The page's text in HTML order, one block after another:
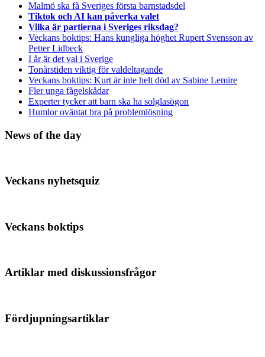
Malmö ska få Sveriges första barnstadsdel
Tiktok och AI kan påverka valet
Vilka är partierna i Sveriges riksdag?
Veckans boktips: Hans kungliga höghet Rupert Svensson av
Petter Lidbeck
I år är det val i Sverige
Tonårstiden viktig för valdeltagande
Veckans boktips: Kurt är inte helt död av Sabine Lemire
Fler unga fågelskådar
Experter tycker att barn ska ha solglasögon
Humlor oväntat bra på problemlösning
News of the day
Veckans nyhetsquiz
Veckans boktips
Artiklar med diskussionsfrågor
Fördjupningsartiklar